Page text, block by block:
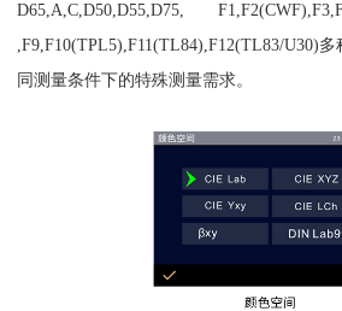
D65,A,C,D50,D55,D75,
,F9,F10(TPL5),F11(TL84),F12(TL83/U30)
同测量条件下的特殊测量需求。